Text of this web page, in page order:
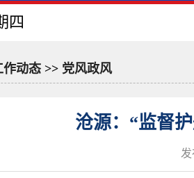
四
作动态 >> 党风政风
沧源：“监督